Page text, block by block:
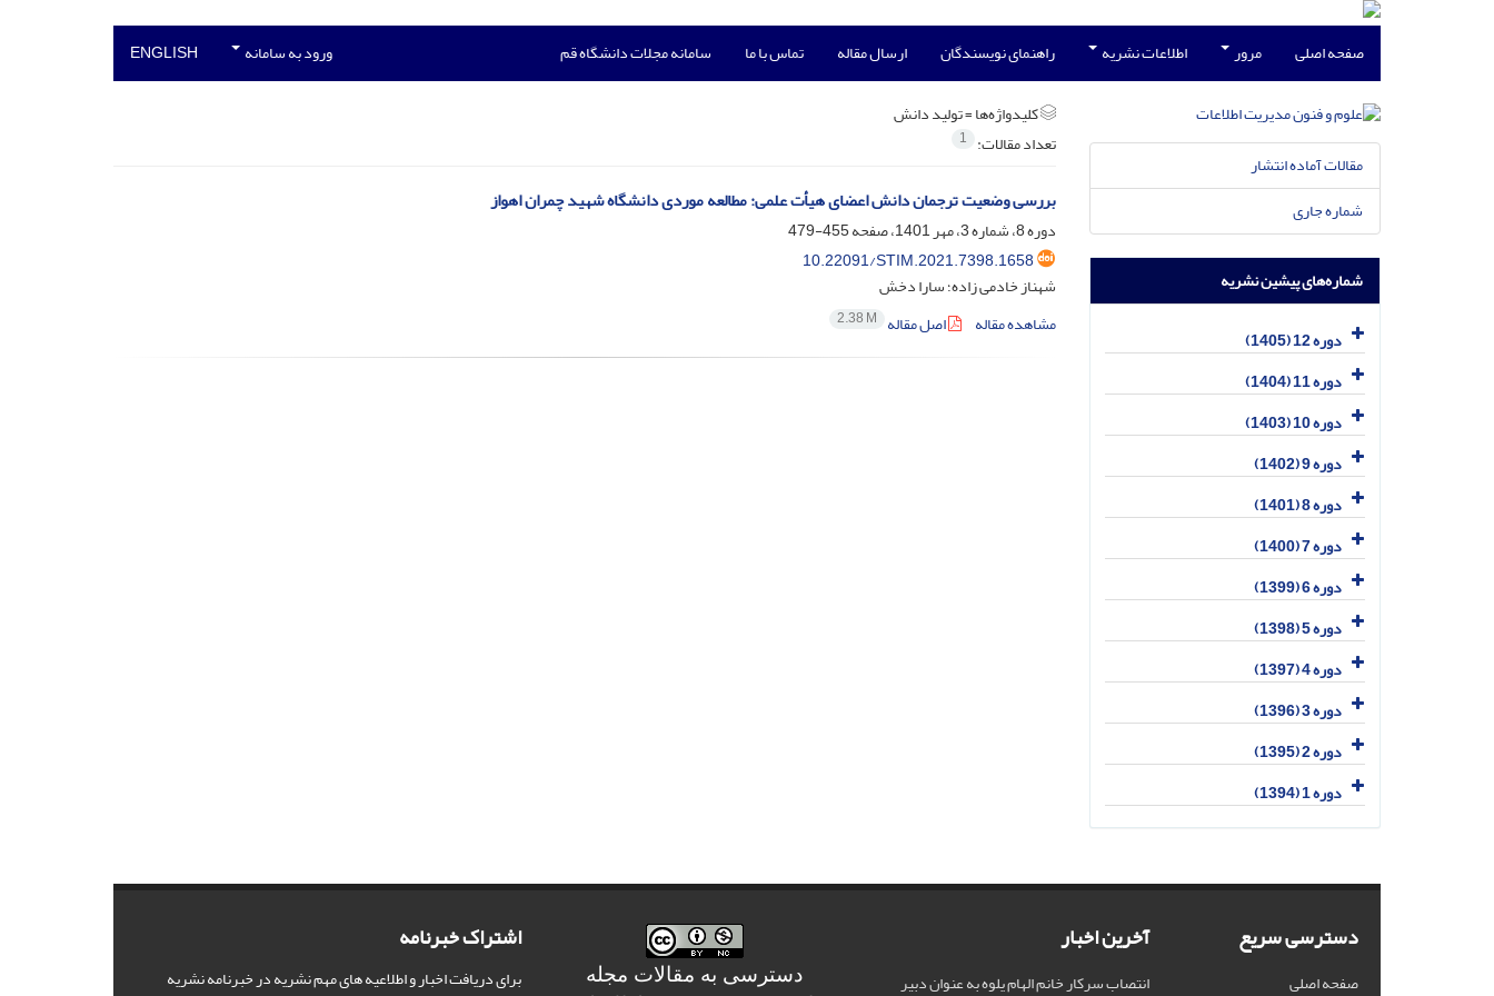
صفحه اصلی مرور اطلاعات نشریه راهنمای نویسندگان ارسال مقاله تماس با ما سامانه مجلات دانشگاه قم ورود به سامانه ENGLISH
کلیدواژه‌ها =تولید دانش
تعداد مقالات: 1
بررسی وضعیت ترجمان دانش اعضای هیأت علمی: مطالعه موردی دانشگاه شهید چمران اهواز
دوره 8، شماره 3، مهر 1401، صفحه
455-479
10.22091/STIM.2021.7398.1658
شهناز خادمی زاده؛ سارا دخش
مشاهده مقاله
اصل مقاله 2.38 M
مقالات آماده انتشار
شماره جاری
شماره‌های پیشین نشریه
دوره 12 (1405)
دوره 11 (1404)
دوره 10 (1403)
دوره 9 (1402)
دوره 8 (1401)
دوره 7 (1400)
دوره 6 (1399)
دوره 5 (1398)
دوره 4 (1397)
دوره 3 (1396)
دوره 2 (1395)
دوره 1 (1394)
دسترسی سریع
صفحه اصلی
آخرین اخبار
انتصاب سرکار خانم الهام یلوه به عنوان دبیر
دسترسی به مقالات مجله
اشتراک خبرنامه
برای دریافت اخبار و اطلاعیه های مهم نشریه در خبرنامه نشریه